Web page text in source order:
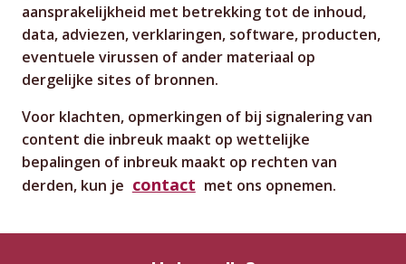
aansprakelijkheid met betrekking tot de inhoud,
data, adviezen, verklaringen, software, producten,
eventuele virussen of ander materiaal op
dergelijke sites of bronnen.
Voor klachten, opmerkingen of bij signalering van
content die inbreuk maakt op wettelijke
bepalingen of inbreuk maakt op rechten van
derden, kun je contact met ons opnemen.